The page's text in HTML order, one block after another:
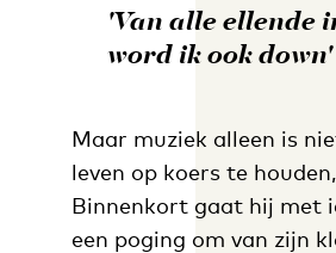
'Van alle ellende
word ik ook down'
Maar muziek alleen is
leven op koers te
Binnenkort gaat hij met
een poging om van zijn